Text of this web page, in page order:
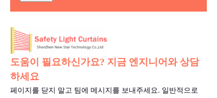
도움이 필요하신가요? 지금 엔지니어와 상담
하세요
페이지를 닫지 말고 팀에 메시지를 보내주세요. 일반적으로